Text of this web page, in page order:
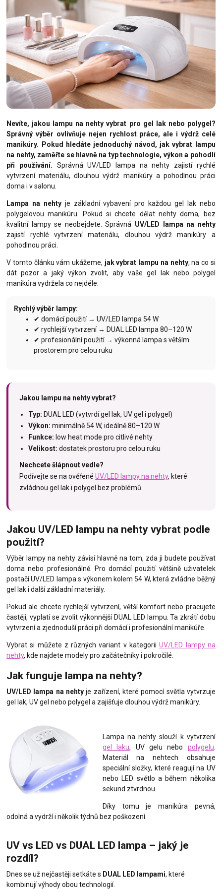
Nevíte, jakou lampu na nehty vybrat pro gel lak nebo polygel?
Správný výběr ovlivňuje nejen rychlost práce, ale i výdrž celé
manikúry. Pokud hledáte jednoduchý návod, jak vybrat lampu
na nehty, zaměřte se hlavně na typ technologie, výkon a pohodlí
při používání. Správná UV/LED lampa na nehty zajistí rychlé
vytvrzení materiálu, dlouhou výdrž manikúry a pohodlnou práci
doma i v salonu.
Lampa na nehtyje základní vybavení pro každou gel lak nebo
polygelovou manikúru. Pokud si chcete dělat nehty doma, bez
kvalitní lampy se neobejdete. Správná UV/LED lampa na nehty
zajistí rychlé vytvrzení materiálu, dlouhou výdrž manikúry a
pohodlnou práci.
V tomto článku vám ukážeme, jak vybrat lampu na nehty, na co si
dát pozor a jaký výkon zvolit, aby vaše gel lak nebo polygel
manikúra vydržela co nejdéle.
Rychlý výběr lampy:
✔ domácí použití → UV/LED lampa 54 W
✔ rychlejší vytvrzení → DUAL LED lampa 80–120 W
✔ profesionální použití → výkonná lampa s větším
prostorem pro celou ruku
Jakou lampu na nehty vybrat?
Typ: DUAL LED (vytvrdí gel lak, UV gel i polygel)
Výkon: minimálně 54 W, ideálně 80–120 W
Funkce: low heat mode pro citlivé nehty
Velikost: dostatek prostoru pro celou ruku
Nechcete šlápnout vedle?
Podívejte se na ověřenéUV/LED lampy na nehty, které
zvládnou gel lak i polygel bez problémů.
Jakou UV/LED lampu na nehty vybrat podle
použití?
Výběr lampy na nehty závisí hlavně na tom, zda ji budete používat
doma nebo profesionálně. Pro domácí použití většině uživatelek
postačí UV/LED lampa s výkonem kolem 54 W, která zvládne běžný
gel lak i další základní materiály.
Pokud ale chcete rychlejší vytvrzení, větší komfort nebo pracujete
častěji, vyplatí se zvolit výkonnější DUAL LED lampu. Ta zkrátí dobu
vytvrzení a zjednoduší práci při domácí i profesionální manikúře.
Vybrat si můžete z různých variant v kategoriiUV/LED lampy na
nehty, kde najdete modely pro začátečníky i pokročilé.
Jak funguje lampa na nehty?
UV/LED lampa na nehty je zařízení, které pomocí světla vytvrzuje
gel lak, UV gel nebo polygel a zajišťuje dlouhou výdrž manikúry.
Lampa na nehty slouží k vytvrzení
gel laku, UV gelu nebo polygelu
Materiál na nehtech obsahuje
speciální složky, které reagují na UV
nebo LED světlo a během několika
sekund ztvrdnou.
Díky tomu je manikúra pevná,
odolná a vydrží i několik týdnů bez poškození.
UV vs LED vs DUAL LED lampa – jaký je
rozdíl?
Dnes se už nejčastěji setkáte s DUAL LED lampami, které
kombinují výhody obou technologií.